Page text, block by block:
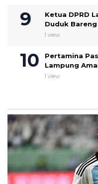
Ketua DPRD
Duduk
1 view
Pertamina
Lampung
1 view